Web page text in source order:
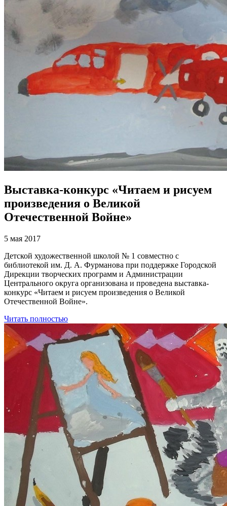
Выставка-конкурс «Читаем и рисуем
произведения о Великой
Отечественной Войне»
5 мая 2017
Детской художественной школой № 1 совместно с
библиотекой им. Д. А. Фурманова при поддержке Городской
Дирекции творческих программ и Администрации
Центрального округа организована и проведена выставка-
конкурс «Читаем и рисуем произведения о Великой
Отечественной Войне».
Читать полностью